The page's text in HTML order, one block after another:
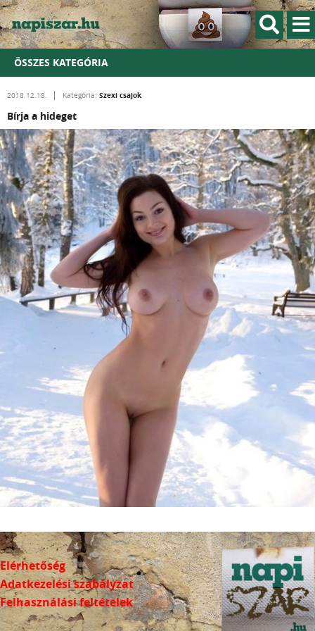
ÖSSZES KATEGÓRIA
2018.12.18. Kategória: Szexi csajok
Bírja a hideget
Elérhetőség
Adatkezelési szabályzat
Felhasználási feltételek